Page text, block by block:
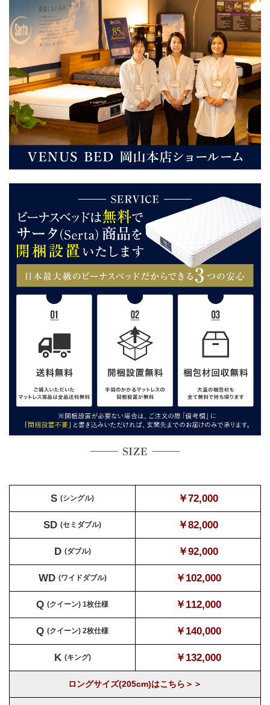
S (シングル) ￥72,000
SD (セミダブル) ￥82,000
D (ダブル) ￥92,000
WD (ワイドダブル) ￥102,000
Q (クイーン) 1枚仕様 ￥112,000
Q (クイーン) 2枚仕様 ￥140,000
K (キング) ￥132,000
ロングサイズ(205cm)はこちら＞＞